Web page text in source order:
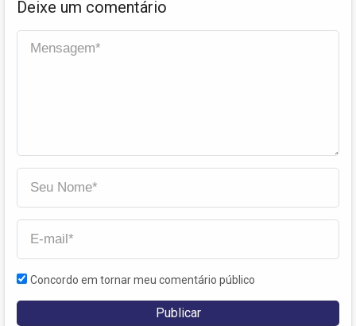
Deixe um comentário
Concordo em tornar meu comentário público